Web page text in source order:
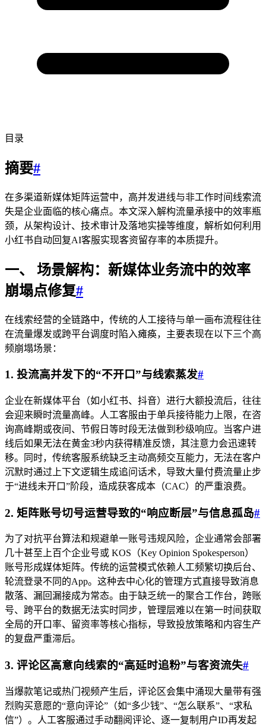
目录
摘要#
在多渠道新媒体矩阵运营中，高并发进线与非工作时间线索流
失是企业面临的核心痛点。本文深入解构流量承接中的效率瓶
颈，从架构设计、技术审计及落地实操等维度，解析如何利用
小红书自动回复AI客服实现客资留存率的本质提升。
一、 场景解构：新媒体业务流中的效率
崩塌点修复#
在线索经营的全链路中，传统的人工接待与单一画布流程往往
在流量爆发或跨平台调度时陷入瘫痪，主要表现在以下三个高
频崩塌场景：
1. 投流高并发下的“不开口”与线索蒸发#
企业在新媒体平台（如小红书、抖音）进行大额投流后，往往
会迎来瞬时流量高峰。人工客服由于单兵接待能力上限，在咨
询高峰期或夜间、节假日等时段无法做到秒级响应。当客户进
线后如果无法在黄金3秒内获得精准反馈，其注意力会迅速转
移。同时，传统客服系统缺乏主动高频交互能力，无法在客户
沉默时通过上下文逻辑生成追问话术，导致大量付费流量止步
于“进线未开口”阶段，造成获客成本（CAC）的严重浪费。
2. 矩阵账号切号运营导致的“响应断层”与信息孤岛#
为了对抗平台算法和规避单一账号违规风险，企业通常会部署
几十甚至上百个企业号或 KOS（Key Opinion Spokesperson）
账号形成媒体矩阵。传统的运营模式依赖人工频繁切换后台、
轮流登录不同的App。这种去中心化的管理方式直接导致消息
散落、漏回漏接成为常态。由于缺乏统一的聚合工作台，跨账
号、跨平台的数据无法实时同步，管理层难以在第一时间获取
全局的开口率、留资率等核心指标，导致投放策略和内容生产
的复盘严重滞后。
3. 评论区高意向线索的“高延时追粉”与客资流失#
当爆款笔记或热门视频产生后，评论区会集中涌现大量带有强
烈购买意愿的“意向评论”（如“多少钱”、“怎么联系”、“求私
信”）。人工客服通过手动翻阅评论、逐一复制用户ID再发起